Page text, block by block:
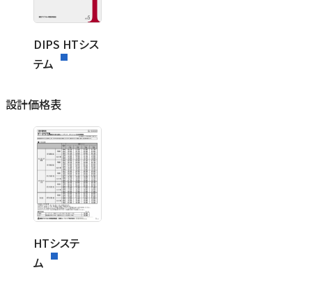
DIPS HTシス
テム
設計価格表
HTシステ
ム